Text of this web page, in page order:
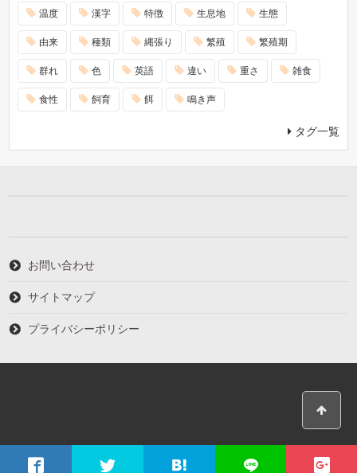
温度 漢字 特徴 生息地 生態
由来 種類 縄張り 繁殖 繁殖期
群れ 色 英語 違い 重さ 雑食
食性 飼育 餌 鳴き声
タグ一覧
お問い合わせ
サイトマップ
プライバシーポリシー